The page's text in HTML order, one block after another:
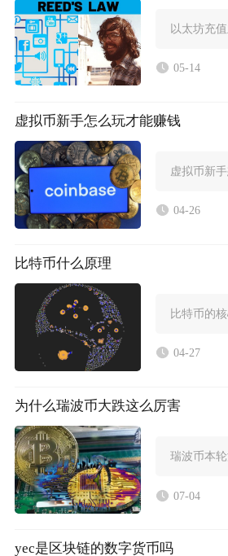
以太坊充
05-14
虚拟币新手怎么玩才能赚钱
虚拟币新
04-26
比特币什么原理
比特币的
04-27
为什么瑞波币大跌这么厉害
瑞波币本
07-04
yec是区块链的数字货币吗